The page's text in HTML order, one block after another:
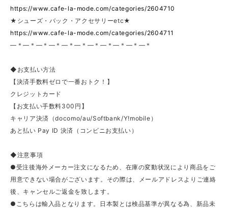
https://www.cafe-la-mode.com/categories/2604710
★シューズ・バック・アクセサリーetc★
https://www.cafe-la-mode.com/categories/2604711
—＊—＊—＊—＊—＊—＊—＊—＊—＊—＊—＊
◆お支払い方法
【決済手数料ゼロで一番おトク！】
クレジットカード
【お支払い手数料300円】
キャリア決済（docomo/au/Softbank/Y!mobile）
あと払い Pay ID 決済（コンビニお支払い）
◆注意事項
●受注後海外メーカー注文になるため、在庫の変動状況により商品をご
用意できない場合がございます。その際は、メールアドレスよりご連絡
後、キャンセルご返金を致します。
●こちらは輸入品となります。日本製とは検品基準が異なる為、新品未